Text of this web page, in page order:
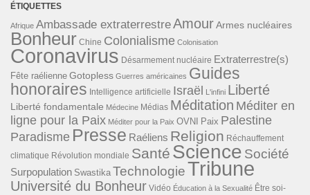
ÉTIQUETTES
Afrique Ambassade extraterrestreAmourArmes nucléaires
Bonheur Chine Colonialisme Colonisation
Coronavirus Désarmement nucléaire Extraterrestre(s)
Fête raélienne Gotopless Guerres américaines Guides
honoraires Intelligence artificielle Israël L'infini Liberté
Liberté fondamentale Médecine Médias Méditation Méditer en
ligne pour la Paix Méditer pour la Paix OVNI Paix Palestine
Paradisme Presse Raéliens Religion Réchauffement
climatique Révolution mondiale Santé Science Société
Surpopulation Swastika TechnologieTribune
Université du Bonheur Vidéo Éducation à la Sexualité Être soi-